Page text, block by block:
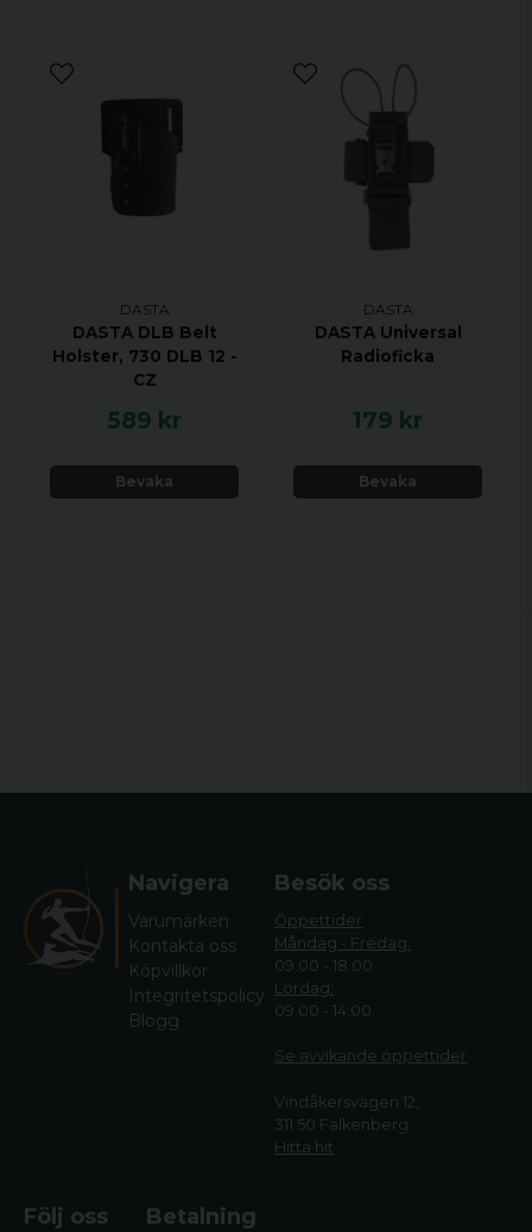
DASTA
DASTA DLB Belt
Holster, 730 DLB 12 -
CZ
589 kr
Bevaka
DASTA
DASTA Universal
Radioficka
179 kr
Bevaka
Navigera
Varumärken
Kontakta oss
Köpvillkor
Integritetspolicy
Blogg
Besök oss
Öppettider
Måndag - Fredag:
09.00 - 18.00
Lördag:
09.00 - 14.00
Se avvikande öppettider
Vindåkersvägen 12,
311 50 Falkenberg
Hitta hit
Följ oss Betalning